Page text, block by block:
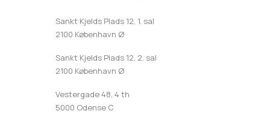
Sankt Kjelds Plads 12, 1. sal
2100 København Ø
Sankt Kjelds Plads 12, 2. sal
2100 København Ø
Vestergade 48, 4 th
5000 Odense C